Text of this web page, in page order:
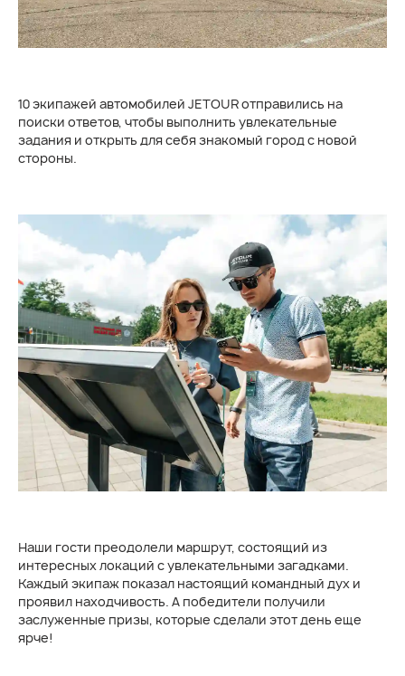
10 экипажей автомобилей JETOUR отправились на
поиски ответов, чтобы выполнить увлекательные
задания и открыть для себя знакомый город с новой
стороны.
Наши гости преодолели маршрут, состоящий из
интересных локаций с увлекательными загадками.
Каждый экипаж показал настоящий командный дух и
проявил находчивость. А победители получили
заслуженные призы, которые сделали этот день еще
ярче!